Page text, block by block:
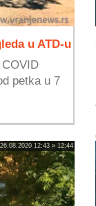
u ATD-u
petka u 7
26.08.2020 12:43 » 12:44